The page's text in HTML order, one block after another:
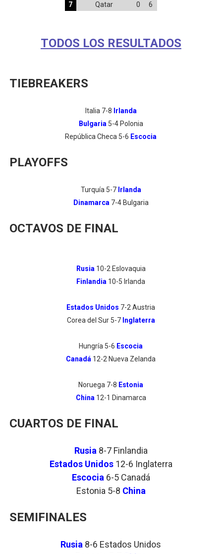
7
Qatar 0 6
TODOS LOS RESULTADOS
TIEBREAKERS
Italia 7-8 Irlanda
Bulgaria 5-4 Polonia
República Checa 5-6 Escocia
PLAYOFFS
Turquía 5-7 Irlanda
Dinamarca 7-4 Bulgaria
OCTAVOS DE FINAL
Rusia 10-2 Eslovaquia
Finlandia 10-5 Irlanda
Estados Unidos 7-2 Austria
Corea del Sur 5-7 Inglaterra
Hungría 5-6 Escocia
Canadá 12-2 Nueva Zelanda
Noruega 7-8 Estonia
China 12-1 Dinamarca
CUARTOS DE FINAL
Rusia 8-7 Finlandia
Estados Unidos12-6 Inglaterra
Escocia 6-5 Canadá
Estonia 5-8 China
SEMIFINALES
Rusia 8-6 Estados Unidos